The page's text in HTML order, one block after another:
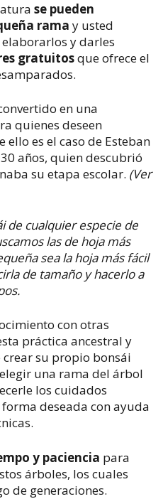
se pueden
rama y usted
y darles
gratuitosque ofrece el
en una
quienes deseen
es el caso de Esteban
años, quien descubrió
su etapa escolar. (Ver
de cualquier especie de
las de hoja más
sea la hoja más fácil
de tamaño y hacerlo a
con otras
práctica ancestral y
su propio bonsái
una rama del árbol
los cuidados
deseada con ayuda
y paciencia para
árboles, los cuales
de generaciones.